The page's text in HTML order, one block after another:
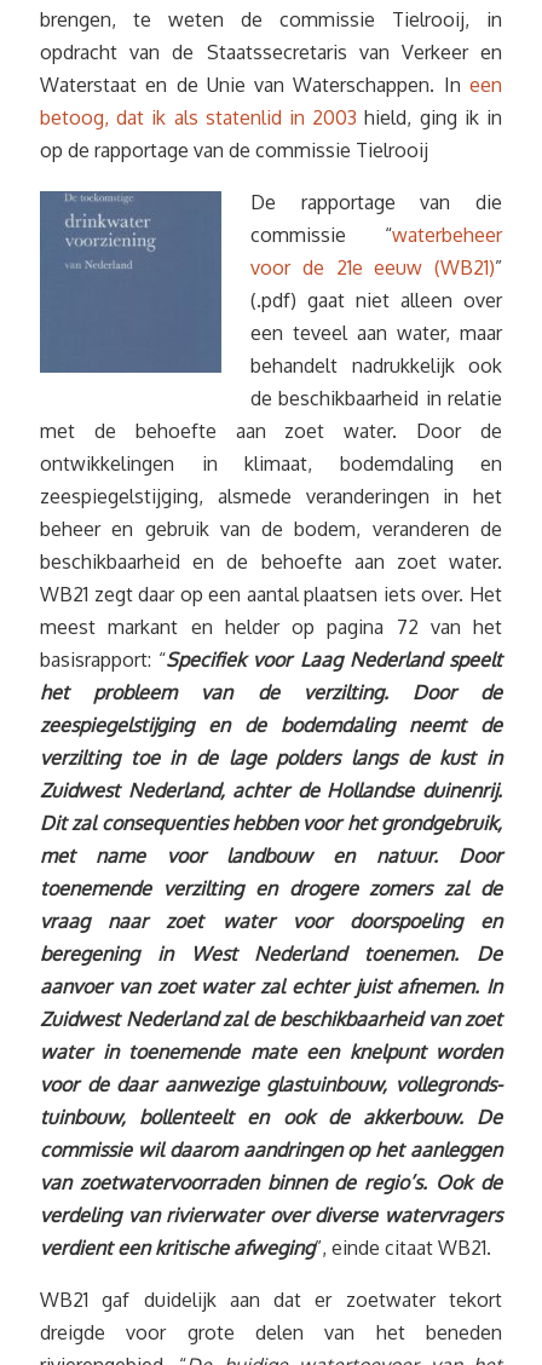
brengen, te weten de commissie Tielrooij, in
opdracht van de Staatssecretaris van Verkeer en
Waterstaat en de Unie van Waterschappen. In een
betoog, dat ik als statenlid in 2003 hield, ging ik in
op de rapportage van de commissie Tielrooij
De rapportage van die
commissie “waterbeheer
voor de 21e eeuw (WB21)”
(.pdf) gaat niet alleen over
een teveel aan water, maar
behandelt nadrukkelijk ook
de beschikbaarheid in relatie
met de behoefte aan zoet water. Door de
ontwikkelingen in klimaat, bodemdaling en
zeespiegelstijging, alsmede veranderingen in het
beheer en gebruik van de bodem, veranderen de
beschikbaarheid en de behoefte aan zoet water.
WB21 zegt daar op een aantal plaatsen iets over. Het
meest markant en helder op pagina 72 van het
basisrapport: “Specifiek voor Laag Nederland speelt
het probleem van de verzilting. Door de
zeespiegelstijging en de bodemdaling neemt de
verzilting toe in de lage polders langs de kust in
Zuidwest Nederland, achter de Hollandse duinenrij.
Dit zal consequenties hebben voor het grondgebruik,
met name voor landbouw en natuur. Door
toenemende verzilting en drogere zomers zal de
vraag naar zoet water voor doorspoeling en
beregening in West Nederland toenemen. De
aanvoer van zoet water zal echter juist afnemen. In
Zuidwest Nederland zal de beschikbaarheid van zoet
water in toenemende mate een knelpunt worden
voor de daar aanwezige glastuinbouw, vollegronds-
tuinbouw, bollenteelt en ook de akkerbouw. De
commissie wil daarom aandringen op het aanleggen
van zoetwatervoorraden binnen de regio’s. Ook de
verdeling van rivierwater over diverse watervragers
verdient een kritische afweging”, einde citaat WB21.
WB21 gaf duidelijk aan dat er zoetwater tekort
dreigde voor grote delen van het beneden